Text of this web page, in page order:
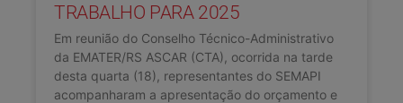
TRABALHO PARA 2025
Em reunião do Conselho Técnico-Administrativo
da EMATER/RS ASCAR (CTA), ocorrida na tarde
desta quarta (18), representantes do SEMAPI
acompanharam a apresentação do orçamento e